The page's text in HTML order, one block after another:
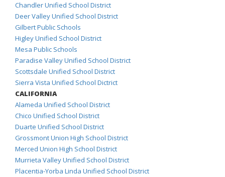
Chandler Unified School District
Deer Valley Unified School District
Gilbert Public Schools
Higley Unified School District
Mesa Public Schools
Paradise Valley Unified School District
Scottsdale Unified School District
Sierra Vista Unified School Dictrict
CALIFORNIA
Alameda Unified School District
Chico Unified School District
Duarte Unified School District
Grossmont Union High School District
Merced Union High School District
Murrieta Valley Unified School District
Placentia-Yorba Linda Unified School District